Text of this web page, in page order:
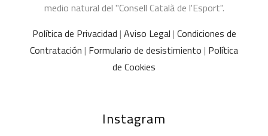
medio natural del "Consell Català de l'Esport".
Política de Privacidad | Aviso Legal | Condiciones de
Contratación | Formulario de desistimiento | Política
de Cookies
Instagram